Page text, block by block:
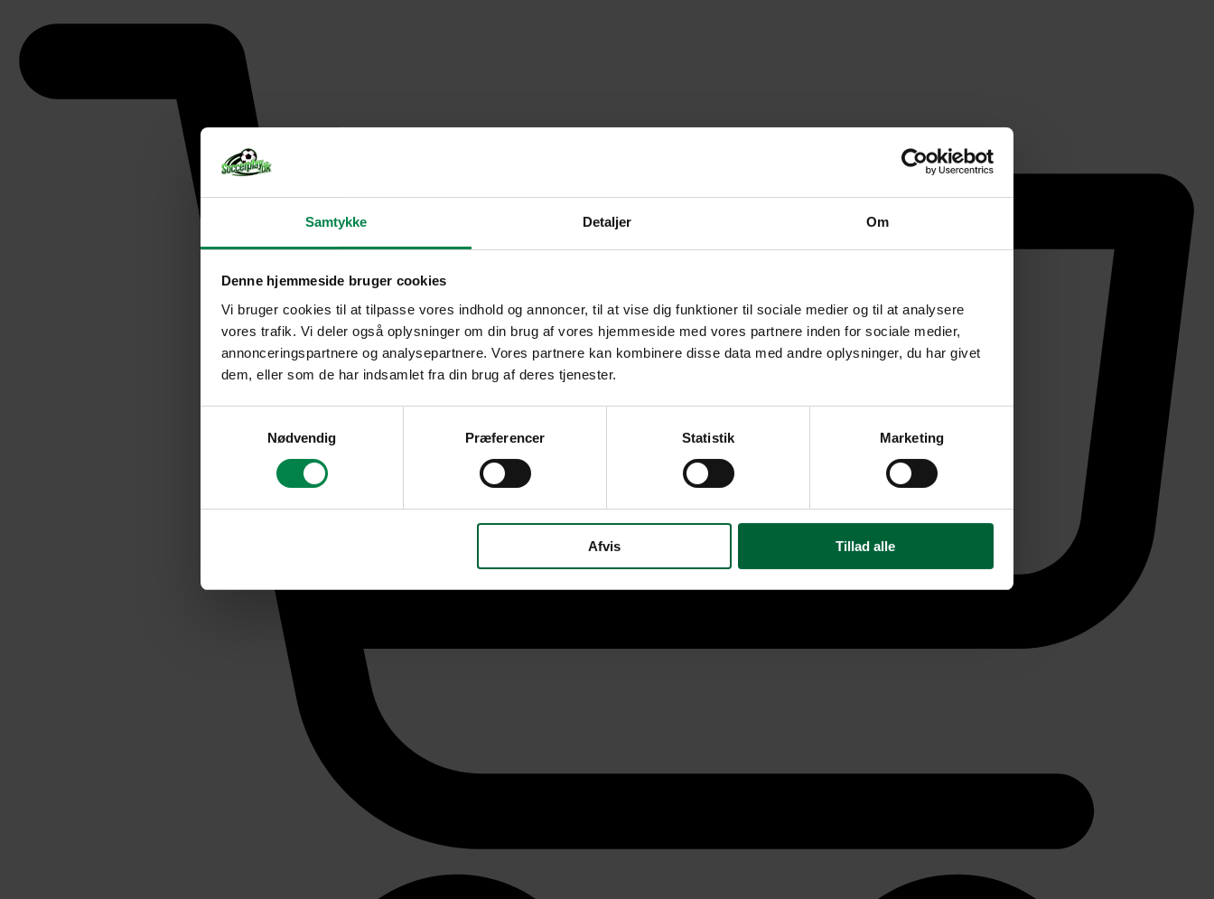
Samtykke Detaljer Om
Denne hjemmeside bruger cookies
Vi bruger cookies til at tilpasse vores indhold og annoncer, til at vise dig funktioner til sociale medier og til at analysere
vores trafik. Vi deler også oplysninger om din brug af vores hjemmeside med vores partnere inden for sociale medier,
annonceringspartnere og analysepartnere. Vores partnere kan kombinere disse data med andre oplysninger, du har givet
dem, eller som de har indsamlet fra din brug af deres tjenester.
Nødvendig
Præferencer Statistik Marketing
Afvis Tillad alle